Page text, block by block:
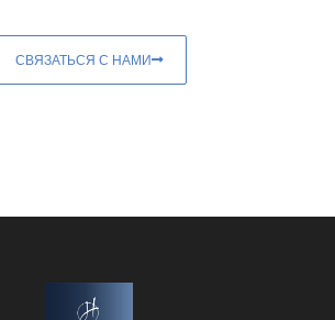
СВЯЗАТЬСЯ С НАМИ